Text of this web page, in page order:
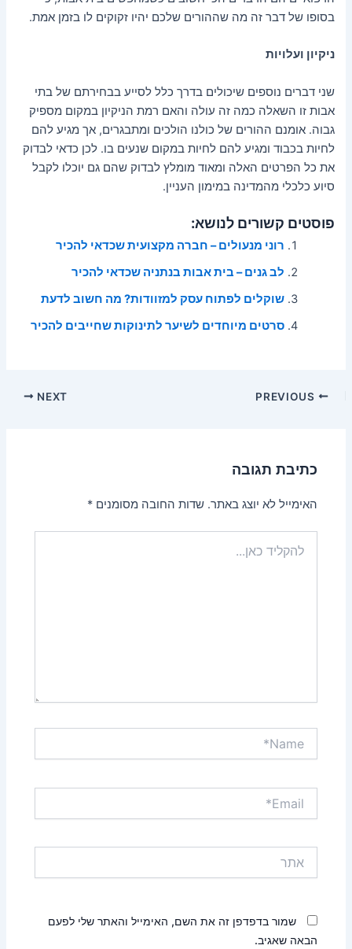
בסופו של דבר זה מה שההורים שלכם יהיו זקוקים לו בזמן אמת.
ניקיון ועלויות
שני דברים נוספים שיכולים בדרך כלל לסייע בבחירתם של בתי
אבות זו השאלה כמה זה עולה והאם רמת הניקיון במקום מספיק
גבוה. אומנם ההורים של כולנו הולכים ומתבגרים, אך מגיע להם
לחיות בכבוד ומגיע להם לחיות במקום שנעים בו. לכן כדאי לבדוק
את כל הפרטים האלה ומאוד מומלץ לבדוק שהם גם יוכלו לקבל
סיוע כלכלי מהמדינה במימון העניין.
פוסטים קשורים לנושא:
רוני מנעולים – חברה מקצועית שכדאי להכיר
לב גנים – בית אבות בנתניה שכדאי להכיר
שוקלים לפתוח עסק למזוודות? מה חשוב לדעת
סרטים מיוחדים לשיער לתינוקות שחייבים להכיר
Post
NEXT
כתיבת תגובה
האימייל לא יוצג באתר. שדות החובה מסומנים*
כאן...
שמור בדפדפן זה את השם, האימייל והאתר שלי לפעם
הבאה שאגיב.